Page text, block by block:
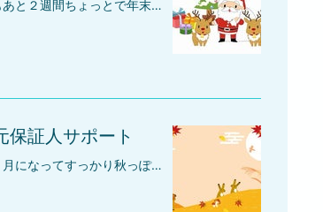
みなさんこんにちは(*^-^*)今年もあと２週間ちょっとで年末ですょ～♪ 街もきれいな音楽・イルミネーションですっかりクリスマスっぽくなってきましたさて、今日もお話は、お客様が保証人代行サービスをご利用される理由についてです。お客様は１０人十色さまざなな理由によってサービスをご利用されていると思います。実は、具体的な統計があるわけではないので、個人的な肌感覚なんですけど、親・親戚・友人等には頼めるけど、親とは疎遠・高齢だったり、親戚付き合いが面倒だったり、友人とはこれまでの信頼関係が壊れるんじゃないか？ 等々・・いろいろな心配ごとや面倒なことを考えなければならず、悩まれた結果心配かけたり面倒な関係は嫌なので、すっきりお金で解決して代行を利用しよう！とお考えになられる方がほとんどです。私だって、親や親せきに頼むのは気が引けるし・・ 友人もたいしていませんので、保証人代行を利用します♪ これって特別なことではなくて、年齢・性別・職業・家族構成に関わわず一般的なことです。なので、自分だけなのかな・・？ とご心配される必要はないんですょ (*^-^*)私含めて、みんな同じなんです～(*^-^*) おんなじ仲間♪保証人代行を検討されている方は、みなさん同じお悩みをもっていらっしゃいますので、是非、弊社サービスをご検討されてみてください(*^-^*)
保証人サポート
みなさん、こんにちは(*^-^*)１１月になってすっかり秋っぽくなってきましたねようやく新型コロナウイルスの感染も落ち着いてきましたね♪コロナ感染中は、雇用・就職状況も悪化していましたけど、肌感覚なんですけど、コロナ終息後となって雇用・就職状況が改善して気がします(*^-^*)私たちは、コロナの影響によって離職された方のサポートのために職種・業種・年齢を問わず、就職の身元保証人の代行をお引き受けしております。困ったときは、一人で悩まずにお気軽にご相談されてください(*^-^*)私たち保証人代行サービスが全力サポートいたします。